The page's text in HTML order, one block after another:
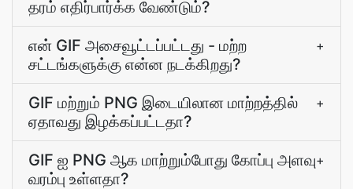
தரம் எதிர்பார்க்க வேண்டும்?
என் GIF அசைவூட்டப்பட்டது - மற்ற
சட்டங்களுக்கு என்ன நடக்கிறது?
+
GIF மற்றும் PNG இடையிலான மாற்றத்தில்
ஏதாவது இழக்கப்பட்டதா?
+
GIF ஐ PNG ஆக மாற்றும்போது கோப்பு அளவு
வரம்பு உள்ளதா?
+